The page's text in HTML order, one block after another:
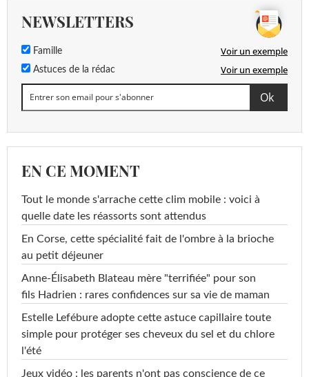
NEWSLETTERS
Famille Voir un exemple
Astuces de la rédac Voir un exemple
EN CE MOMENT
Tout le monde s'arrache cette clim mobile : voici à
quelle date les réassorts sont attendus
En Corse, cette spécialité fait de l'ombre à la brioche
au petit déjeuner
Anne-Élisabeth Blateau mère "terrifiée" pour son
fils Hadrien : rares confidences sur sa vie de maman
Estelle Lefébure adopte cette astuce capillaire toute
simple pour protéger ses cheveux du sel et du chlore
l'été
Jeux vidéo : les parents n'ont pas conscience de ce